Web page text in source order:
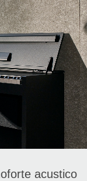
acustico